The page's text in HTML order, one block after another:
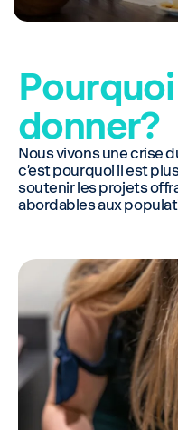
Pourquoi
donner?
Nous vivons une crise
c’est pourquoi il est
soutenir les projets
abordables aux